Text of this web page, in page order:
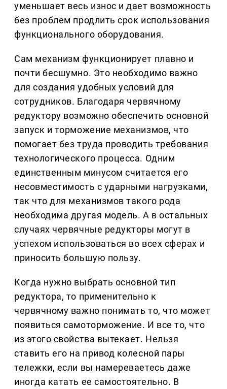
уменьшает весь износ и дает возможность
без проблем продлить срок использования
функционального оборудования.
Сам механизм функционирует плавно и
почти бесшумно. Это необходимо важно
для создания удобных условий для
сотрудников. Благодаря червячному
редуктору возможно обеспечить основной
запуск и торможение механизмов, что
помогает без труда проводить требования
технологического процесса. Одним
единственным минусом считается его
несовместимость с ударными нагрузками,
так что для механизмов такого рода
необходима другая модель. А в остальных
случаях червячные редукторы могут в
успехом использоваться во всех сферах и
приносить большую пользу.
Когда нужно выбрать основной тип
редуктора, то применительно к
червячному важно понимать то, что может
появиться самоторможение. И все то, что
из этого свойства вытекает. Нельзя
ставить его на привод колесной пары
тележки, если вы намереваетесь даже
иногда катать ее самостоятельно. В